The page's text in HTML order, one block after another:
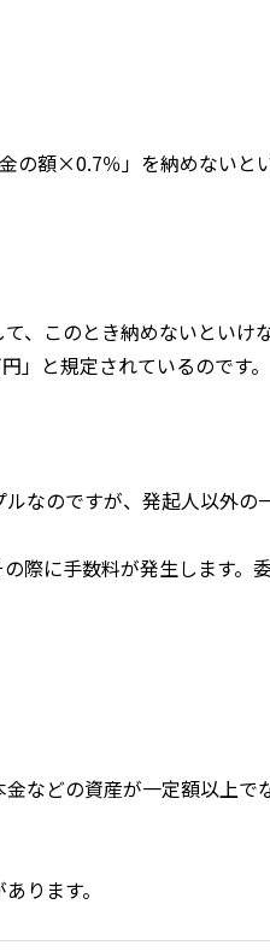
の額×0.7％」を納めないと
、このとき納めないといけ
」と規定されているのです。
なのですが、発起人以外の
際に手数料が発生します。
などの資産が一定額以上で
ります。